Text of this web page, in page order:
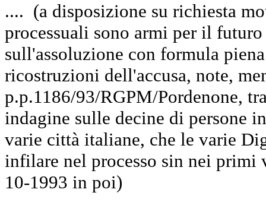
.... (a disposizione su richiesta
processuali sono armi per il
sull'assoluzione con formula
ricostruzioni dell'accusa, note,
p.p.1186/93/RGPM/Pordenone,
indagine sulle decine di persone
varie città italiane, che le varie
infilare nel processo sin nei
10-1993 in poi)